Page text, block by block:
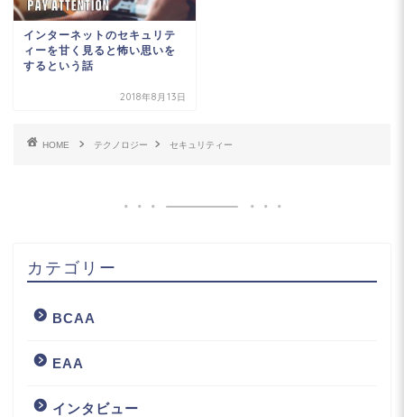
インターネットのセキュリテ
ィーを甘く見ると怖い思いを
するという話
2018年8月13日
HOME テクノロジー セキュリティー
カテゴリー
BCAA
EAA
インタビュー